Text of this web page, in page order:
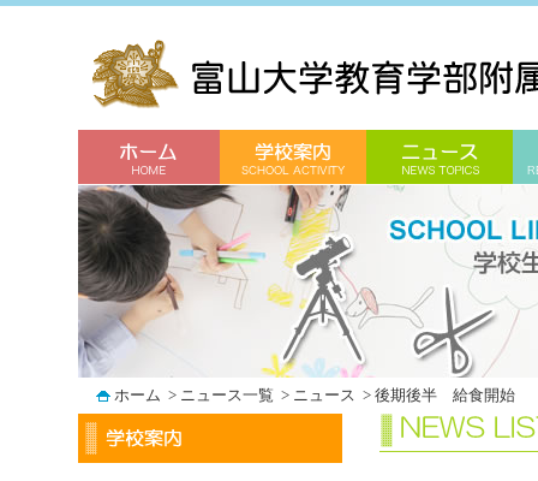
ホーム > ニュース一覧 > ニュース > 後期後半 給食開始